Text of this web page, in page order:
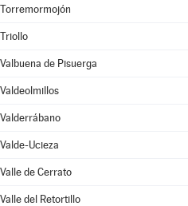
Torremormojón
Triollo
Valbuena de Pisuerga
Valdeolmillos
Valderrábano
Valde-Ucieza
Valle de Cerrato
Valle del Retortillo